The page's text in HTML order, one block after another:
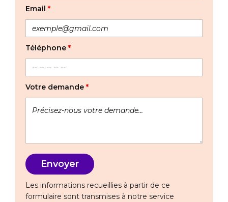
Email *
Téléphone *
Votre demande *
Les informations recueillies à partir de ce
formulaire sont transmises à notre service